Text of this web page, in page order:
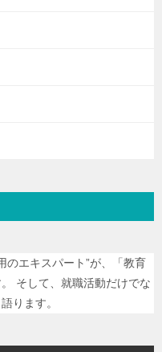
のエキスパート”が、「教育
そして、就職活動だけでな
ります。